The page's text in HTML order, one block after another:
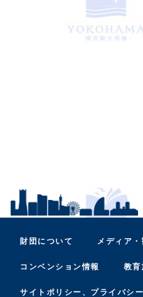
財団について メディア
コンベンション情報 教育
サイトポリシー、プライバシ